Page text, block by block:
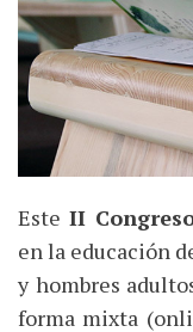
Este II
en la educación
y hombres
forma mixta